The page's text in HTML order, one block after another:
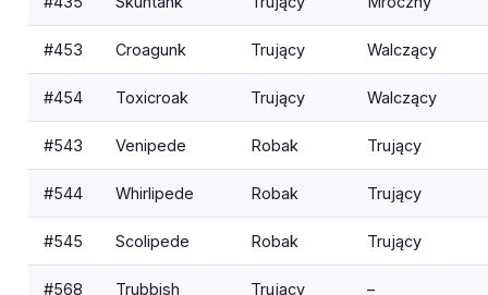
#453 Croagunk Trujący Walczący
#454 Toxicroak Trujący Walczący
#543 Venipede Robak Trujący
#544 Whirlipede Robak Trujący
#545 Scolipede Robak Trujący
#568 Trubbish Trujący –